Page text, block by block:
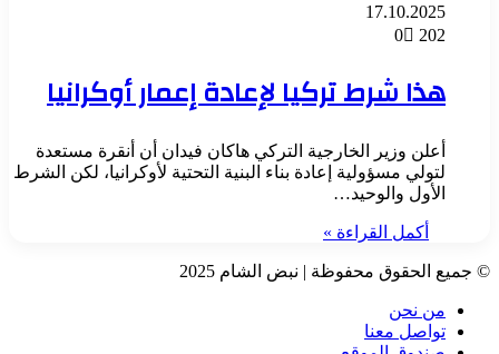
17.10.2025
0
202
هذا شرط تركيا لإعادة إعمار أوكرانيا
أعلن وزير الخارجية التركي هاكان فيدان أن أنقرة مستعدة
لتولي مسؤولية إعادة بناء البنية التحتية لأوكرانيا، لكن الشرط
الأول والوحيد…
أكمل القراءة »
© جميع الحقوق محفوظة | نبض الشام 2025
من نحن
تواصل معنا